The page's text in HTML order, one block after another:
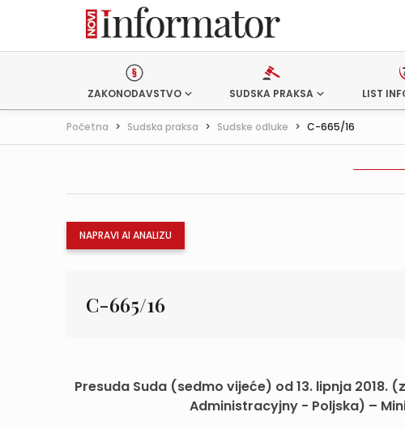
ZAKONODAVSTVO SUDSKA PRAKSA LIST
Početna > Sudska praksa > Sudske odluke > C-665/16
NAPRAVI AI ANALIZU
C-665/16
Presuda Suda (sedmo vijeće) od 13. lipnja 2018.
Administracyjny - Poljska) –